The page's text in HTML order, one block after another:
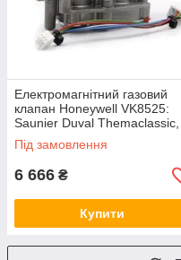
Електромагнітний газовий
клапан Honeywell VK8525:
Saunier Duval Themaclassic,
Combitek, Isofast S107140
Під замовлення
6 666 ₴
Купити